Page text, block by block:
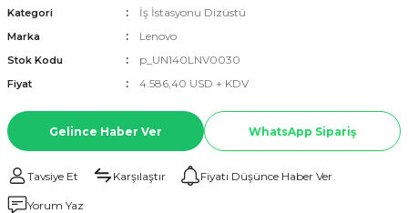
Kategori İş İstasyonu Dizüstü
Marka Lenovo
Stok Kodu p_UN140LNV0030
Fiyat 4.586,40 USD + KDV
Gelince Haber Ver WhatsApp Sipariş
Tavsiye Et Karşılaştır Fiyatı Düşünce Haber Ver
Yorum Yaz